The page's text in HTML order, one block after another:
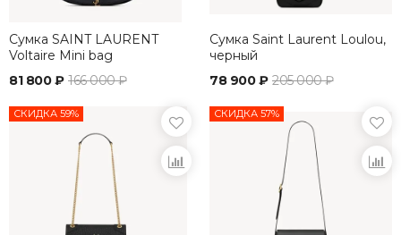
Сумка SAINT LAURENT
Voltaire Mini bag
81 800 ₽ 166 000 ₽
Сумка Saint Laurent Loulou,
черный
78 900 ₽ 205 000 ₽
СКИДКА 59% СКИДКА 57%